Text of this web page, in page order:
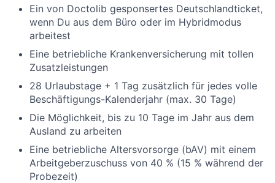
Ein von Doctolib gesponsertes Deutschlandticket,
wenn Du aus dem Büro oder im Hybridmodus
arbeitest
Eine betriebliche Krankenversicherung mit tollen
Zusatzleistungen
28 Urlaubstage + 1 Tag zusätzlich für jedes volle
Beschäftigungs-Kalenderjahr (max. 30 Tage)
Die Möglichkeit, bis zu 10 Tage im Jahr aus dem
Ausland zu arbeiten
Eine betriebliche Altersvorsorge (bAV) mit einem
Arbeitgeberzuschuss von 40 % (15 % während der
Probezeit)